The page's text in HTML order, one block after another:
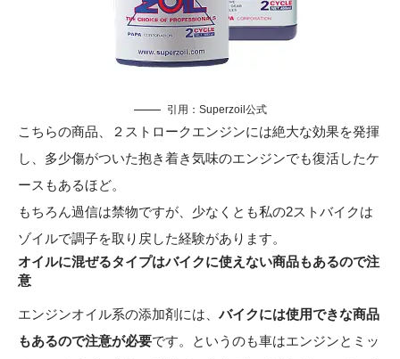
引用： Superzoil公式
こちらの商品、２ストロークエンジンには絶大な効果を発揮
し、多少傷がついた抱き着き気味のエンジンでも復活したケ
ースもあるほど。
もちろん過信は禁物ですが、少なくとも私の2ストバイクは
ゾイルで調子を取り戻した経験があります。
オイルに混ぜるタイプはバイクに使えない商品もあるので注
意
エンジンオイル系の添加剤には、 バイクには使用できな商品
もあるので注意が必要です。というのも車はエンジンとミッ